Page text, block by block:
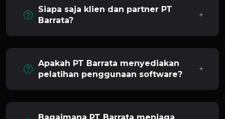
Siapa saja klien dan partner PT
Barrata?
Apakah PT Barrata menyediakan
pelatihan penggunaan software?